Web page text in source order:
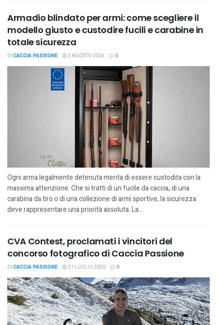
Armadio blindato per armi: come scegliere il
modello giusto e custodire fucili e carabine in
totale sicurezza
DI CACCIA PASSIONE 2 AGOSTO 2026 0
Ogni arma legalmente detenuta merita di essere custodita con la
massima attenzione. Che si tratti di un fucile da caccia, di una
carabina da tiro o di una collezione di armi sportive, la sicurezza
deve rappresentare una priorità assoluta. La...
CVA Contest, proclamati i vincitori del
concorso fotografico di Caccia Passione
DI CACCIA PASSIONE 21 LUGLIO 2026 0